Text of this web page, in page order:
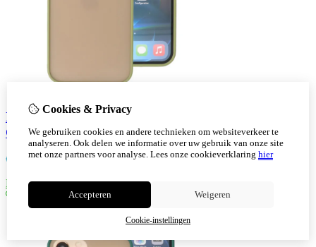
Iphone 12 - 12 Pro Hoesje Hard Case Color Navy
Groen
€
7,30
Bestellen
Cookies & Privacy
We gebruiken cookies en andere technieken om websiteverkeer te
analyseren. Ook delen we informatie over uw gebruik van onze site
met onze partners voor analyse. Lees onze cookieverklaring hier
Accepteren Weigeren
Cookie-instellingen